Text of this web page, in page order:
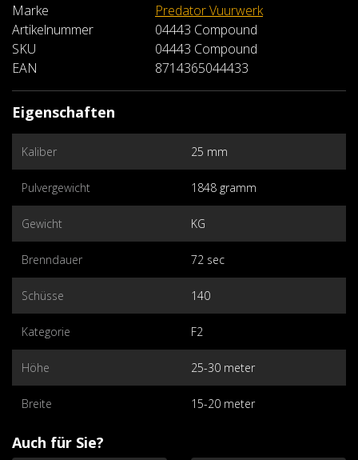
Marke
Predator Vuurwerk
Artikelnummer
04443 Compound
SKU
04443 Compound
EAN
8714365044433
Eigenschaften
Kaliber 25 mm
Pulvergewicht 1848 gramm
Gewicht KG
Brenndauer 72 sec
Schüsse 140
Kategorie F2
Höhe 25-30 meter
Breite 15-20 meter
Auch für Sie?